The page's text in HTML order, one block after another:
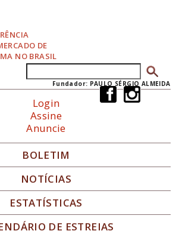
DE
NO BRASIL
Formulário de busca
Fundador: PAULO SÉRGIO ALMEIDA
Login
Assine
Anuncie
BOLETIM
NOTÍCIAS
ESTATÍSTICAS
DE ESTREIAS